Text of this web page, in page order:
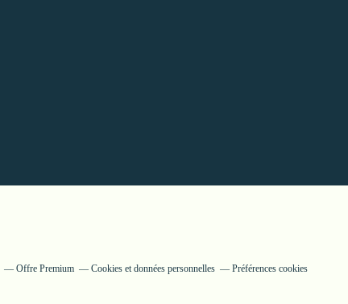
Offre Premium Cookies et données personnelles Préférences cookies